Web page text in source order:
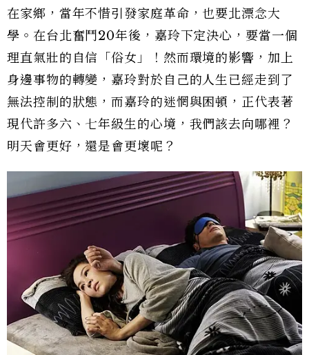
在家鄉，當年不惜引發家庭革命，也要北漂念大
學。在台北奮鬥20年後，嘉玲下定決心，要當一個
理直氣壯的自信「俗女」！然而環境的影響，加上
身邊事物的轉變，嘉玲對於自己的人生已經走到了
無法控制的狀態，而嘉玲的迷惘與困頓，正代表著
現代許多六、七年級生的心境，我們該去向哪裡？
明天會更好，還是會更壞呢？